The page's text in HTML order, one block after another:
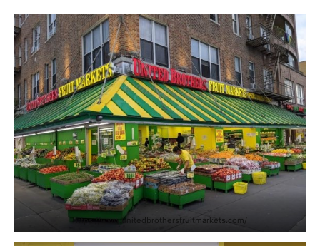
https://www.unitedbrothersfruitmarkets.com/